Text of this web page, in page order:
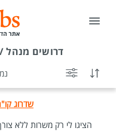
דרושים מנהל
שדרוג
הציגו לי רק משרות ללא